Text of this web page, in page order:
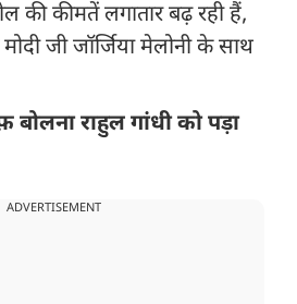
की कीमतें लगातार बढ़ रही हैं,
जी जॉर्जिया मेलोनी के साथ
बोलना राहुल गांधी को पड़ा
ADVERTISEMENT